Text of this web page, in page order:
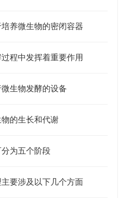
养微生物的密闭容器
程中发挥着重要作用
生物发酵的设备
的生长和代谢
为五个阶段
要涉及以下几个方面